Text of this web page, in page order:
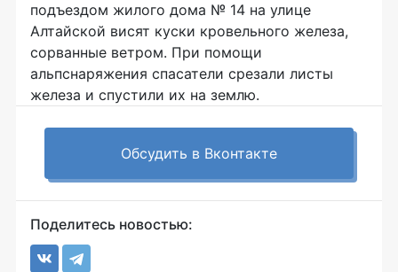
подъездом жилого дома № 14 на улице
Алтайской висят куски кровельного железа,
сорванные ветром. При помощи
альпснаряжения спасатели срезали листы
железа и спустили их на землю.
Обсудить в Вконтакте
Поделитесь новостью: